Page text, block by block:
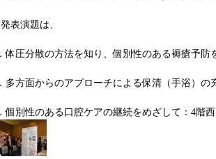
演題は、
体圧分散の方法を知り、個別性のある褥瘡予防
多方面からのアプローチによる保清（手浴）の
個別性のある口腔ケアの継続をめざして：4階西